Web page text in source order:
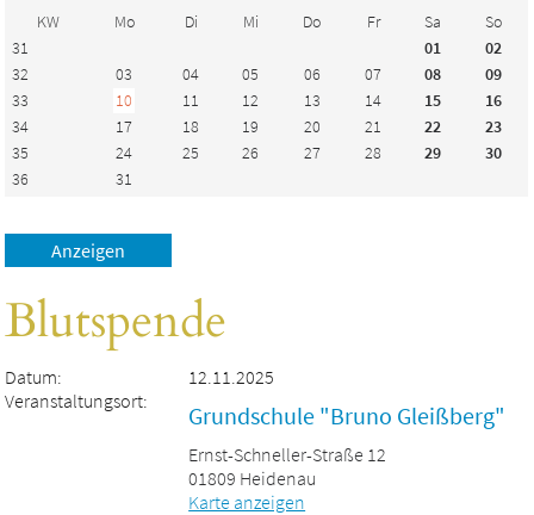
KW
Mo Di Mi Do Fr Sa
So
31
01
02
32
03 04 05 06 07 08
09
33
10 11 12 13 14 15
16
34
17 18 19 20 21 22
23
35
24 25 26 27 28 29
30
36
31
Blutspende
Datum:
12.11.2025
Veranstaltungsort:
Grundschule "Bruno Gleißberg"
Ernst-Schneller-Straße 12
01809 Heidenau
Karte anzeigen